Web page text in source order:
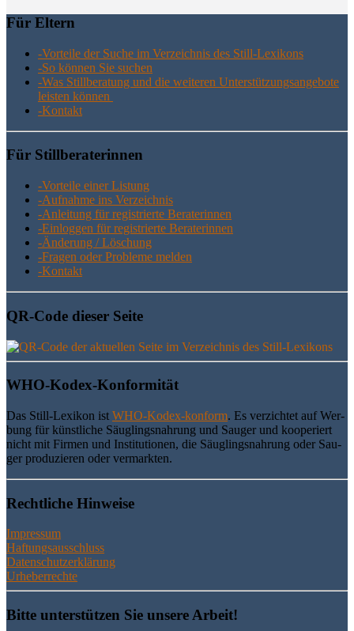
Für Eltern
-Vor­tei­le der Suche im Ver­zeich­nis des Still-Lexikons
-So kön­nen Sie suchen
-Was Still­be­ra­tung und die wei­te­ren Unter­stüt­zungs­an­ge­bo­te
leis­ten können
-Kon­takt
Für Still­be­ra­te­rin­nen
-Vor­tei­le einer Listung
-Auf­nah­me ins Verzeichnis
-Anlei­tung für regis­trier­te Beraterinnen
-Ein­log­gen für regis­trier­te Beraterinnen
-Ände­rung / Löschung
-Fra­gen oder Pro­ble­me melden
-Kon­takt
QR-Code die­ser Seite
WHO-Kodex-Kon­for­mi­tät
Das Still-Lexi­kon ist WHO-Kodex-kon­form. Es ver­zich­tet auf Wer­
bung für künst­li­che Säug­lings­nah­rung und Sau­ger und koope­riert
nicht mit Fir­men und Insti­tu­tio­nen, die Säug­lings­nah­rung oder Sau­
ger pro­du­zie­ren oder vermarkten.
Recht­li­che Hinweise
Impressum
Haftungsausschluss
Datenschutzerklärung
Urheberrechte
Bit­te unter­stüt­zen Sie unse­re Arbeit!